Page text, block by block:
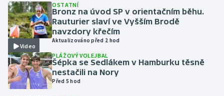
Lyže a snowboard
Moderní pětiboj
Motorsport
Olympijské hry
Video
OSTATNÍ
Bronz na úvod SP v orientačním běhu.
Rauturier slaví ve Vyšším Brodě
navzdory křečím
Aktualizováno před 2 hod
PLÁŽOVÝ VOLEJBAL
Šépka se Sedlákem v Hamburku těsně
nestačili na Nory
Před 5 hod